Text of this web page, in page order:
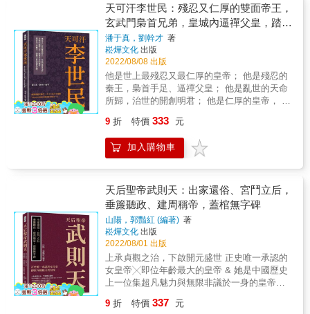
威學者 ●盛唐文明地圖 近30年唐史研究成果精
華 ●具象生動 大量文物圖片X專題解讀
天可汗李世民：殘忍又仁厚的雙面帝王，
玄武門梟首兄弟，皇城內逼禪父皇，踏著
手足的屍身，牽著英才的雙手，開創不朽
的盛世帝國！
潘于真，劉幹才 著
崧燁文化 出版
2022/08/08 出版
他是世上最殘忍又最仁厚的皇帝； 他是殘忍的
秦王，梟首手足、逼禪父皇； 他是亂世的天命
所歸，治世的開創明君； 他是仁厚的皇帝， 除
髯客避其鋒芒，天下大局手中盡握 試看李世民
將亂世扭轉成盛世的傳奇一生！ & ▎力促起兵
反隋，建立大唐王朝 ──普天之下，皆是盜賊，
帝王霸業之路。起兵晉陽、攻克西河、拿下霍
邑、圍攻京城、占領長安⋯⋯捷報一個接一
個，是一階又一階的天梯，將唐公李氏之家，
變成李氏大唐帝國！ & ▎玄武門梟首兄弟，皇
城內逼禪父皇 ──以天下為己任杜私情，殘忍又
英明的歷史主角，參上！ 西元621年，李世民
位在王公之上，開設文學館，招攬四方賢士，
有謀臣有將才，儼然一個小朝堂。六年的潛
藏，壓不住眾人的企望與躁動的野心，李世民
發動「玄武門之變」成為太子，隨後李淵退位
9 折 特價 333 元
加入購物車
天后聖帝武則天：出家還俗、宮鬥立后，
垂簾聽政、建周稱帝，蓋棺無字碑
山陽，郭豔紅 (編著) 著
崧燁文化 出版
2022/08/01 出版
上承貞觀之治，下啟開元盛世 正史唯一承認的
女皇帝╳即位年齡最大的皇帝 & 她是中國歷史
上一位集超凡魅力與無限非議於一身的皇帝；
作風和驚人的膽魄駕馭天下； 她最終到達夢想
9 折 特價 337 元